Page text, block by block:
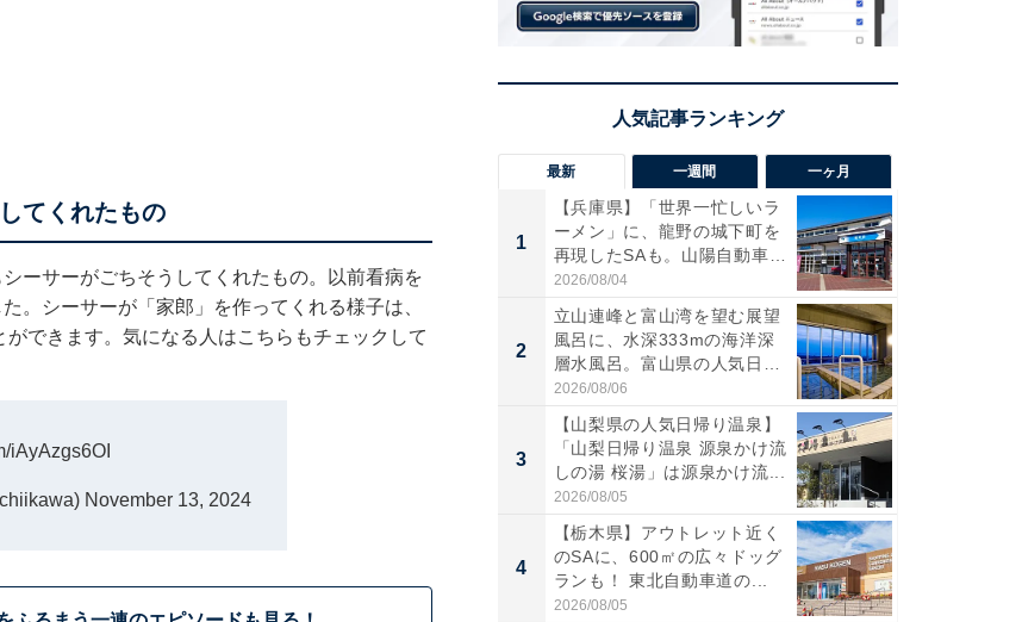
てくれたもの
ーサーがごちそうしてくれたもの。以前看病を
。シーサーが「家郎」を作ってくれる様子は、
できます。気になる人はこちらもチェックして
iAyAzgs6OI
November 13, 2024
最新 一週間 一ヶ月
1
【兵庫県】「世界一忙しいラ
ーメン」に、龍野の城下町を
再現したSAも。山陽自動車
道...
2026/08/04
2
立山連峰と富山湾を望む展望
風呂に、水深333mの海洋深
層水風呂。富山県の人気日
帰...
2026/08/06
3
【山梨県の人気日帰り温泉】
「山梨日帰り温泉 源泉かけ流
しの湯 桜湯」は源泉かけ流...
2026/08/05
4
【栃木県】アウトレット近く
のSAに、600㎡の広々ドッグ
ランも！ 東北自動車道の...
2026/08/05